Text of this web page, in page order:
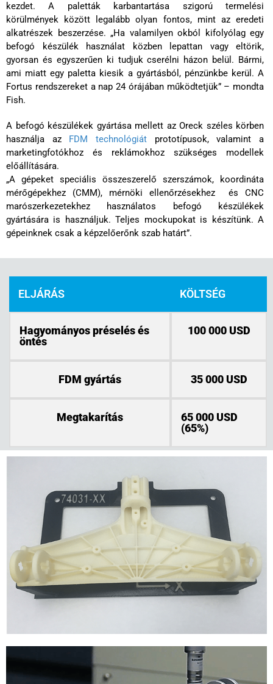
kezdet. A paletták karbantartása szigorú termelési
körülmények között legalább olyan fontos, mint az eredeti
alkatrészek beszerzése. „Ha valamilyen okból kifolyólag egy
befogó készülék használat közben lepattan vagy eltörik,
gyorsan és egyszerűen ki tudjuk cserélni házon belül. Bármi,
ami miatt egy paletta kiesik a gyártásból, pénzünkbe kerül. A
Fortus rendszereket a nap 24 órájában működtetjük” – mondta
Fish.
A befogó készülékek gyártása mellett az Oreck széles körben
használja az FDM technológiát prototípusok, valamint a
marketingfotókhoz és reklámokhoz szükséges modellek
előállítására.
„A gépeket speciális összeszerelő szerszámok, koordináta
mérőgépekhez (CMM), mérnöki ellenőrzésekhez és CNC
marószerkezetekhez használatos befogó készülékek
gyártására is használjuk. Teljes mockupokat is készítünk. A
gépeinknek csak a képzelőerőnk szab határt”.
ELJÁRÁS KÖLTSÉG
Hagyományos préselés és
öntés
100 000 USD
FDM gyártás 35 000 USD
Megtakarítás
65 000 USD
(65%)